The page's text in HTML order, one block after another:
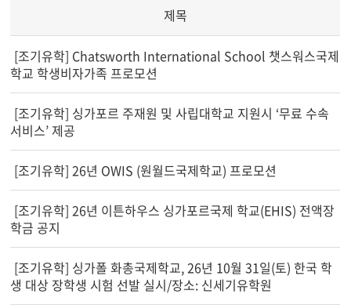
제목
[조기유학] Chatsworth International School 챗스워스국제
학교 학생비자가족 프로모션
[조기유학] 싱가포르 주재원 및 사립대학교 지원시 ‘무료 수속
서비스’ 제공
[조기유학] 26년 OWIS (원월드국제학교) 프로모션
[조기유학] 26년 이튼하우스 싱가포르국제 학교(EHIS) 전액장
학금 공지
[조기유학] 싱가폴 화총국제학교, 26년 10월 31일(토) 한국 학
생 대상 장학생 시험 선발 실시/장소: 신세기유학원